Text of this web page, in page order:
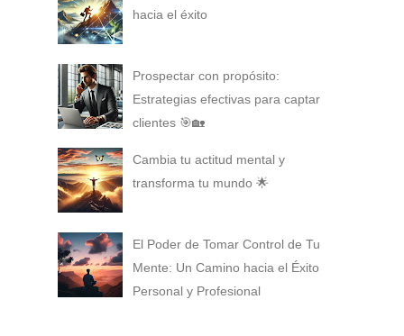
hacia el éxito
Prospectar con propósito:
Estrategias efectivas para captar
clientes 🎯🏡
Cambia tu actitud mental y
transforma tu mundo 🌟
El Poder de Tomar Control de Tu
Mente: Un Camino hacia el Éxito
Personal y Profesional